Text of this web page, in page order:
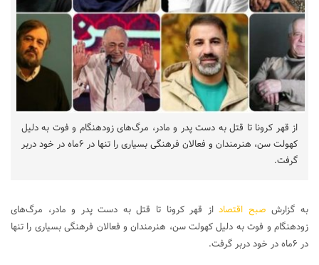
از قهر کرونا تا قتل به دست پدر و مادر، مرگ‌های زودهنگام و فوت به دلیل
کهولت سن، هنرمندان و فعالان فرهنگی بسیاری را تنها در ۶ماه در خود دربر
گرفت.
به گزارش صبح اقتصاداز قهر کرونا تا قتل به دست پدر و مادر، مرگ‌های
زودهنگام و فوت به دلیل کهولت سن، هنرمندان و فعالان فرهنگی بسیاری را تنها
در ۶ماه در خود دربر گرفت.